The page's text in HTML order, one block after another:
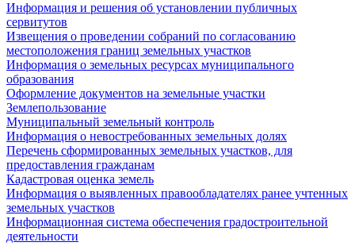
Информация и решения об установлении публичных
сервитутов
Извещения о проведении собраний по согласованию
местоположения границ земельных участков
Информация о земельных ресурсах муниципального
образования
Оформление документов на земельные участки
Землепользование
Муниципальный земельный контроль
Информация о невостребованных земельных долях
Перечень сформированных земельных участков, для
предоставления гражданам
Кадастровая оценка земель
Информация о выявленных правообладателях ранее учтенных
земельных участков
Информационная система обеспечения градостроительной
деятельности